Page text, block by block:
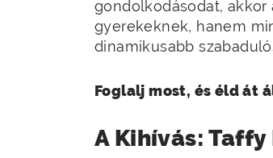
gondolkodásodat, akkor
gyerekeknek, hanem
dinamikusabb
Foglalj most, és éld át
A Kihívás: